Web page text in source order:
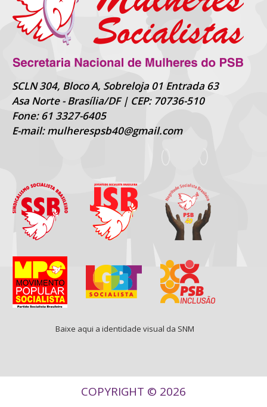
SCLN 304, Bloco A, Sobreloja 01 Entrada 63
Asa Norte - Brasília/DF | CEP: 70736-510
Fone: 61 3327-6405
E-mail: mulherespsb40@gmail.com
Baixe aqui a identidade visual da SNM
COPYRIGHT © 2026